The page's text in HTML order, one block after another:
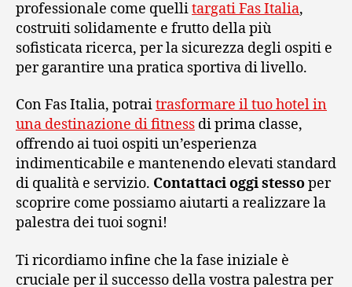
professionale come quellitargati Fas Italia,
costruiti solidamente e frutto della più
sofisticata ricerca, per la sicurezza degli ospiti e
per garantire una pratica sportiva di livello.
Con Fas Italia, potraitrasformare il tuo hotel in
una destinazione di fitness di prima classe,
offrendo ai tuoi ospiti un’esperienza
indimenticabile e mantenendo elevati standard
di qualità e servizio. Contattaci oggi stessoper
scoprire come possiamo aiutarti a realizzare la
palestra dei tuoi sogni!
Ti ricordiamo infine che la fase iniziale è
cruciale per il successo della vostra palestra per